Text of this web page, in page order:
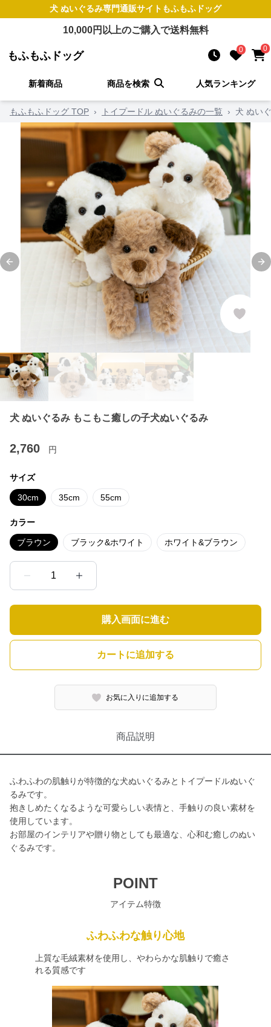
犬 ぬいぐるみ専門通販サイト もふもふドッグ
10,000円以上のご購入で送料無料
もふもふドッグ 0 0
新着商品 商品を検索 人気ランキング
もふもふドッグ TOP › トイプードル ぬいぐるみの一覧 › 犬 ぬい
Previous slide
犬 ぬいぐるみ もこもこ癒しの子犬ぬいぐるみ
2,760 円
サイズ
30cm 35cm 55cm
カラー
ブラウン ブラック&ホワイト ホワイト&ブラウン
1
購入画面に進む
カートに追加する
お気に入りに追加する
商品説明
ふわふわの肌触りが特徴的な犬ぬいぐるみとトイプードルぬいぐ
るみです。
抱きしめたくなるような可愛らしい表情と、手触りの良い素材を
使用しています。
お部屋のインテリアや贈り物としても最適な、心和む癒しのぬい
ぐるみです。
POINT
アイテム特徴
ふわふわな触り心地
上質な毛絨素材を使用し、やわらかな肌触りで癒さ
れる質感です